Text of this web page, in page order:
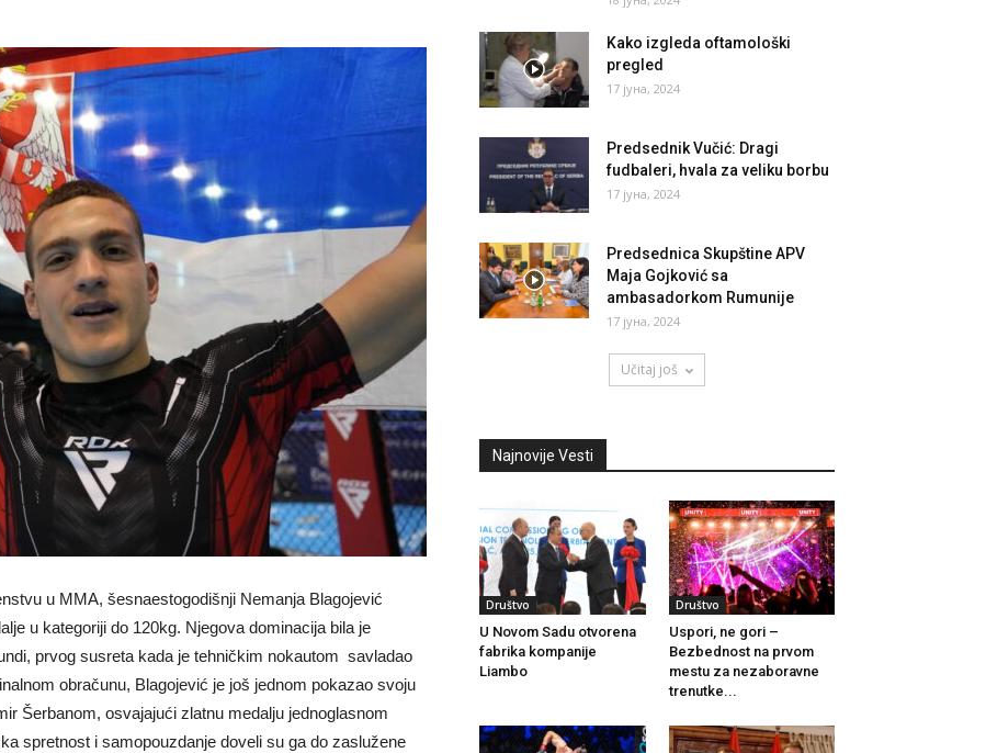
u MMA, šesnaestogodišnji Nemanja Blagojević
u kategoriji do 120kg. Njegova dominacija bila je
prvog susreta kada je tehničkim nokautom savladao
obračunu, Blagojević je još jednom pokazao svoju
Šerbanom, osvajajući zlatnu medalju jednoglasnom
spretnost i samopouzdanje doveli su ga do zaslužene
Kako izgleda oftamološki
pregled
17 јуна, 2024
Predsednik Vučić: Dragi
fudbaleri, hvala za veliku borbu
17 јуна, 2024
Predsednica Skupštine APV
Maja Gojković sa
ambasadorkom Rumunije
17 јуна, 2024
Učitaj još
Najnovije Vesti
Društvo
U Novom Sadu otvorena
fabrika kompanije
Liambo
Društvo
Uspori, ne gori –
Bezbednost na prvom
mestu za nezaboravne
trenutke...